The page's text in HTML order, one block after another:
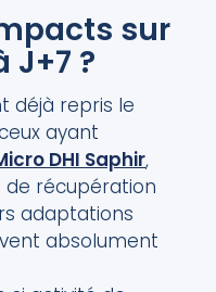
sur
J+7 ?
déjà repris le
ayant
DHI Saphir,
récupération
adaptations
absolument